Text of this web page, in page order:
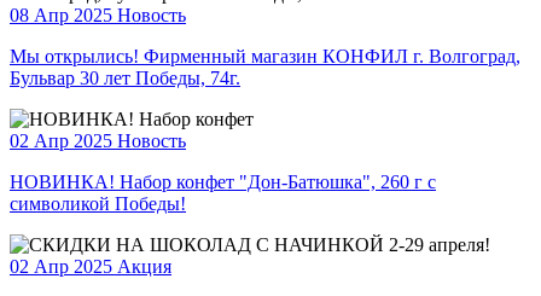
08 Апр 2025 Новость
Мы открылись! Фирменный магазин КОНФИЛ г. Волгоград,
Бульвар 30 лет Победы, 74г.
02 Апр 2025 Новость
НОВИНКА! Набор конфет "Дон-Батюшка", 260 г с
символикой Победы!
02 Апр 2025 Акция